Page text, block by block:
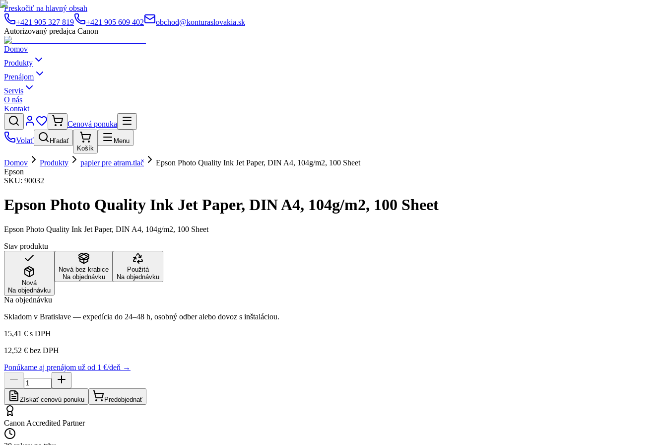
Preskočiť na hlavný obsah
+421 905 327 819
+421 905 609 402
obchod@konturaslovakia.sk
Autorizovaný predajca Canon
Domov
Produkty
Prenájom
Servis
O nás
Kontakt
Cenová ponuka
Volať
Hľadať
Košík
Menu
Domov Produkty papier pre atram.tlač
Epson Photo Quality Ink Jet Paper, DIN A4, 104g/m2, 100 Sheet
Epson
SKU: 90032
Epson Photo Quality Ink Jet Paper, DIN A4, 104g/m2, 100 Sheet
Epson Photo Quality Ink Jet Paper, DIN A4, 104g/m2, 100 Sheet
Stav produktu
Nová
Na objednávku
Nová bez krabice
Na objednávku
Použitá
Na objednávku
Na objednávku
Skladom v Bratislave — expedícia do 24–48 h, osobný odber alebo dovoz s inštaláciou.
15,41 € s DPH
12,52 € bez DPH
Ponúkame aj prenájom už od 1 €/deň →
Získať cenovú ponuku Predobjednať
Canon Accredited Partner